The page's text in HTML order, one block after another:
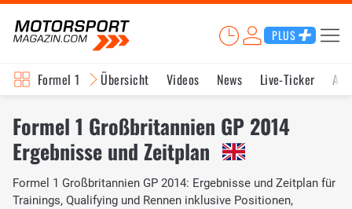
PLUS
Formel 1 Übersicht Videos News Live-Ticker
Formel 1 Großbritannien GP 2014
Ergebnisse und Zeitplan
Formel 1 Großbritannien GP 2014: Ergebnisse und Zeitplan für
Trainings, Qualifying und Rennen inklusive Positionen,